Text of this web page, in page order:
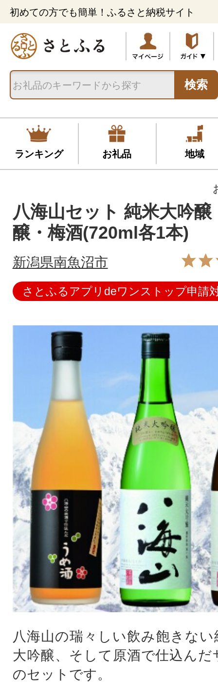
初めての方でも簡単！ふるさと納税サイト
検索
ランキング お礼品 地域
八海山セット 純米大吟醸
醸・梅酒(720ml各1本)
新潟県南魚沼市
さとふるアプリdeワンストップ申請
八海山の瑞々しい飲み飽きな
大吟醸、そして原酒で仕込ん
のセットです。